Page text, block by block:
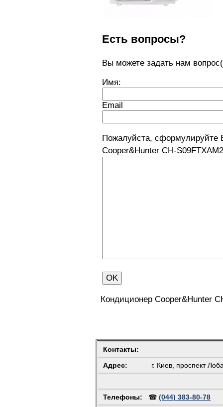
Есть вопросы?
Вы можете задать нам
Имя:
Email
Пожалуйста, сформулируйте
Cooper&Hunter CH-
Кондиционер Cooper&Hunter
Контакты:
Адрес:
г. Киев, проспект
Телефоны: ☎ (044) 383-80-78